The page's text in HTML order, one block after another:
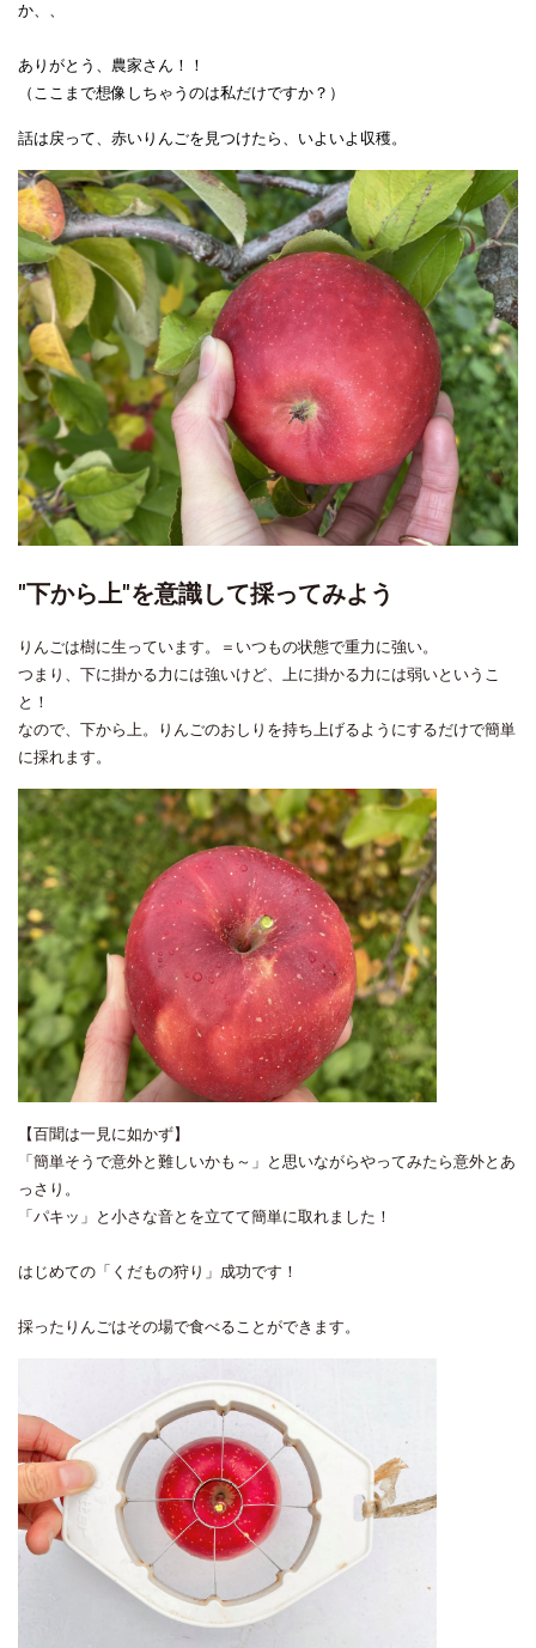
か、、
ありがとう、農家さん！！
（ここまで想像しちゃうのは私だけですか？）
話は戻って、赤いりんごを見つけたら、いよいよ収穫。
"下から上"を意識して採ってみよう
りんごは樹に生っています。＝いつもの状態で重力に強い。
つまり、下に掛かる力には強いけど、上に掛かる力には弱いというこ
と！
なので、下から上。りんごのおしりを持ち上げるようにするだけで簡単
に採れます。
【百聞は一見に如かず】
「簡単そうで意外と難しいかも～」と思いながらやってみたら意外とあ
っさり。
「パキッ」と小さな音とを立てて簡単に取れました！
はじめての「くだもの狩り」成功です！
採ったりんごはその場で食べることができます。